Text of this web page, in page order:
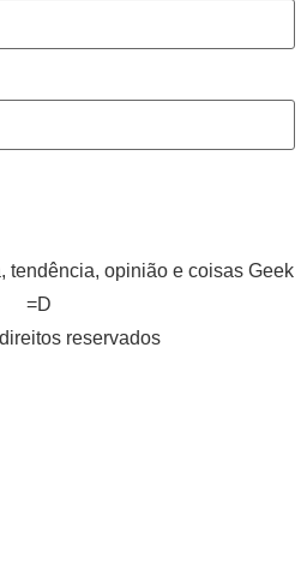
tendência, opinião e coisas Geek
=D
reservados